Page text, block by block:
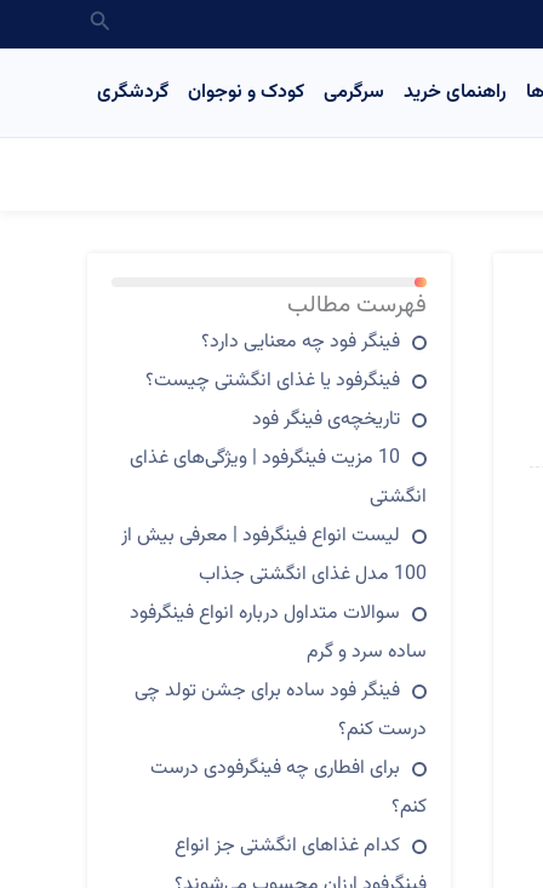
جستجو
راهنمای خرید سرگرمی کودک و نوجوان گردشگری
13%
فهرست مطالب
فینگر فود چه معنایی دارد؟
فینگرفود یا غذای انگشتی چیست؟
تاریخچه‌ی فینگر فود
10 مزیت فینگرفود | ویژگی‌های غذای
انگشتی
لیست انواع فینگرفود | معرفی بیش از
100 مدل غذای انگشتی جذاب
سوالات متداول درباره انواع فینگرفود
ساده سرد و گرم
فینگر فود ساده برای جشن تولد چی
درست کنم؟
برای افطاری چه فینگرفودی درست
کنم؟
کدام غذاهای انگشتی جز انواع